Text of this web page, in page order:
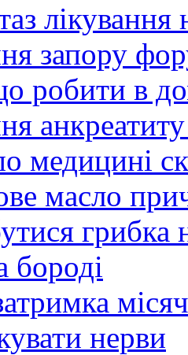
запору
робити в
медицині
масло
грибка
бороді
нерви